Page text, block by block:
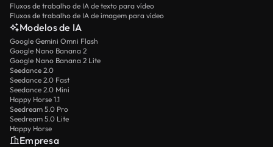
Fluxos de trabalho de IA de texto para vídeo
Fluxos de trabalho de IA de imagem para vídeo
Modelos de IA
Google Gemini Omni Flash
Google Nano Banana 2
Google Nano Banana 2 Lite
Seedance 2.0
Seedance 2.0 Fast
Seedance 2.0 Mini
Happy Horse 1.1
Seedream 5.0 Pro
Seedream 5.0 Lite
Happy Horse
Empresa